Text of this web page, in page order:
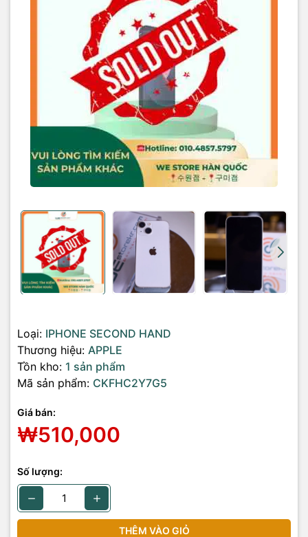
Loại: IPHONE SECOND HAND
Thương hiệu: APPLE
Tồn kho: 1 sản phẩm
Mã sản phẩm: CKFHC2Y7G5
Giá bán:
₩510,000
Số lượng:
THÊM VÀO GIỎ